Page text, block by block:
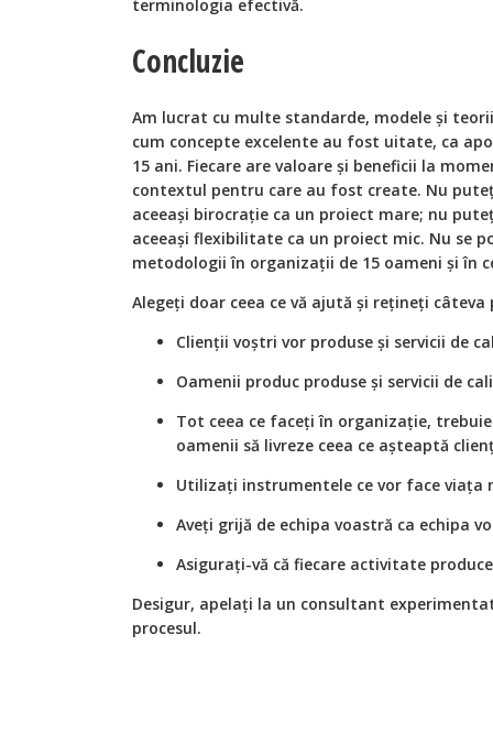
terminologia efectivă.
Concluzie
Am lucrat cu multe standarde, modele și
cum concepte excelente au fost uitate, ca
15 ani. Fiecare are valoare și beneficii la
contextul pentru care au fost create. Nu
aceeași birocrație ca un proiect mare; nu
aceeași flexibilitate ca un proiect mic. Nu se
metodologii în organizații de 15 oameni și în
Alegeți doar ceea ce vă ajută și rețineți câteva
Clienții voștri vor produse și servicii de
Oamenii produc produse și servicii de
Tot ceea ce faceți în organizație,
oamenii să livreze ceea ce așteaptă
Utilizați instrumentele ce vor face viața
Aveți grijă de echipa voastră ca echipa
Asigurați-vă că fiecare activitate
Desigur, apelați la un consultant
procesul.